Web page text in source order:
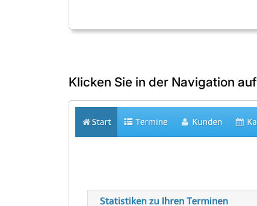
Klicken Sie in der Navigation auf